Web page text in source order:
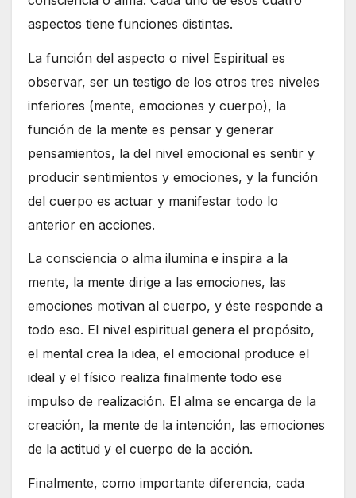
aspectos tiene funciones distintas.
La función del aspecto o nivel Espiritual es
observar, ser un testigo de los otros tres niveles
inferiores (mente, emociones y cuerpo), la
función de la mente es pensar y generar
pensamientos, la del nivel emocional es sentir y
producir sentimientos y emociones, y la función
del cuerpo es actuar y manifestar todo lo
anterior en acciones.
La consciencia o alma ilumina e inspira a la
mente, la mente dirige a las emociones, las
emociones motivan al cuerpo, y éste responde a
todo eso. El nivel espiritual genera el propósito,
el mental crea la idea, el emocional produce el
ideal y el físico realiza finalmente todo ese
impulso de realización. El alma se encarga de la
creación, la mente de la intención, las emociones
de la actitud y el cuerpo de la acción.
Finalmente, como importante diferencia, cada